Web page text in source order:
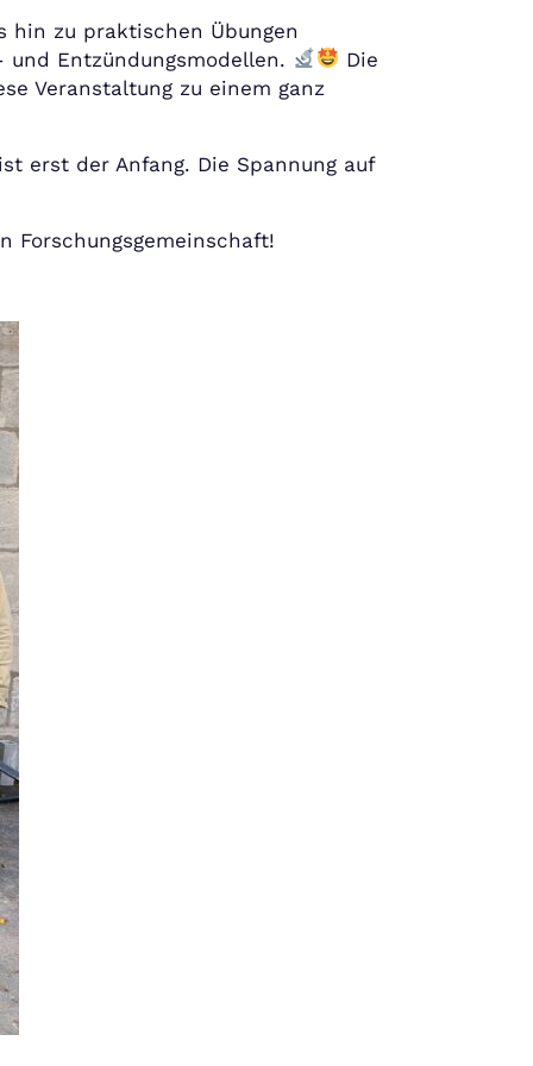
hin zu praktischen Übungen
Entzündungsmodellen.
Die
Veranstaltung zu einem ganz
erst der Anfang. Die Spannung auf
Forschungsgemeinschaft!